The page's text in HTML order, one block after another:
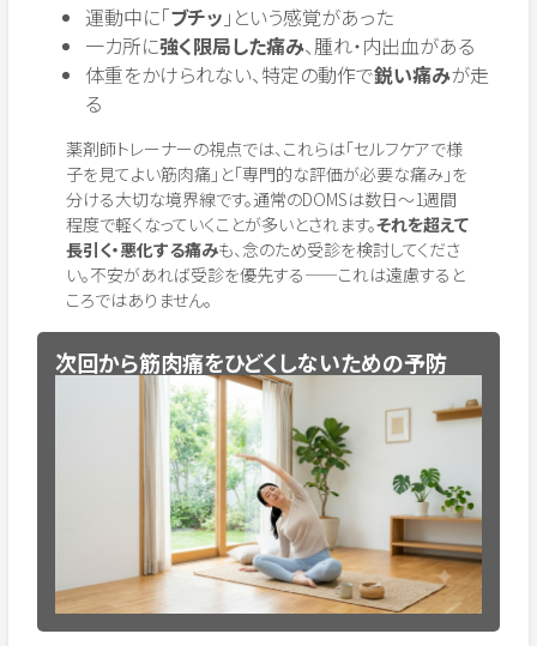
運動中に「ブチッ 」という感覚があった
一カ所に強く限局した痛み、腫れ・内出血がある
体重をかけられない、特定の動作で鋭い痛みが走
る
薬剤師トレーナーの視点では、これらは「セルフケアで様
子を見てよい筋肉痛」と「専門的な評価が必要な痛み」を
分ける大切な境界線です。通常のDOMSは数日〜1週間
程度で軽くなっていくことが多いとされます。それを超えて
長引く・悪化する痛みも、念のため受診を検討してくださ
い。不安があれば受診を優先する——これは遠慮すると
ころではありません。
次回から筋肉痛をひどくしないための予防